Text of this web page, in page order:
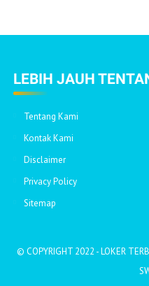
LEBIH JAUH
Tentang Kami
Kontak Kami
Disclaimer
Privacy Policy
Sitemap
© COPYRIGHT 2022 -LOKER